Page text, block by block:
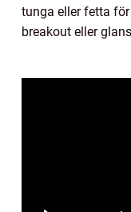
tunga eller fetta
breakout eller